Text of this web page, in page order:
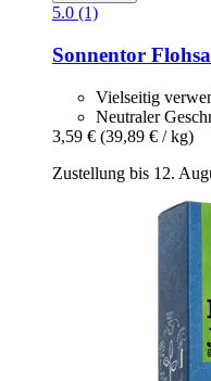
5.0 (1)
Sonnentor
Vielseitig
Neutraler
3,59 € (39,89 € / kg)
Zustellung bis 12.